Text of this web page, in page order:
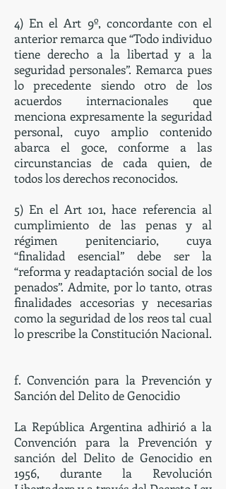
4) En el Art 9º, concordante con el
anterior remarca que “Todo individuo
tiene derecho a la libertad y a la
seguridad personales”. Remarca pues
lo precedente siendo otro de los
acuerdos internacionales que
menciona expresamente la seguridad
personal, cuyo amplio contenido
abarca el goce, conforme a las
circunstancias de cada quien, de
todos los derechos reconocidos.
5) En el Art 101, hace referencia al
cumplimiento de las penas y al
régimen penitenciario, cuya
“finalidad esencial” debe ser la
“reforma y readaptación social de los
penados”. Admite, por lo tanto, otras
finalidades accesorias y necesarias
como la seguridad de los reos tal cual
lo prescribe la Constitución Nacional.
f. Convención para la Prevención y
Sanción del Delito de Genocidio
La República Argentina adhirió a la
Convención para la Prevención y
sanción del Delito de Genocidio en
1956, durante la Revolución